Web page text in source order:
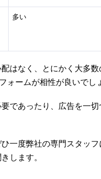
多い
はなく、とにかく大多
ォームが相性が良いでし
であったり、広告を一
一度弊社の専門スタッフ
します。